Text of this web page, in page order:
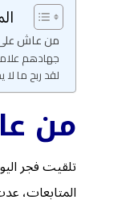
من عاش
جهادهم
لقد ربح ما لا
من
تلقيت فجر
المتابعات،